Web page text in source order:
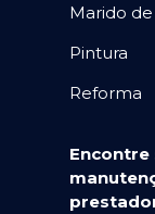
Marido
Pintura
Reforma